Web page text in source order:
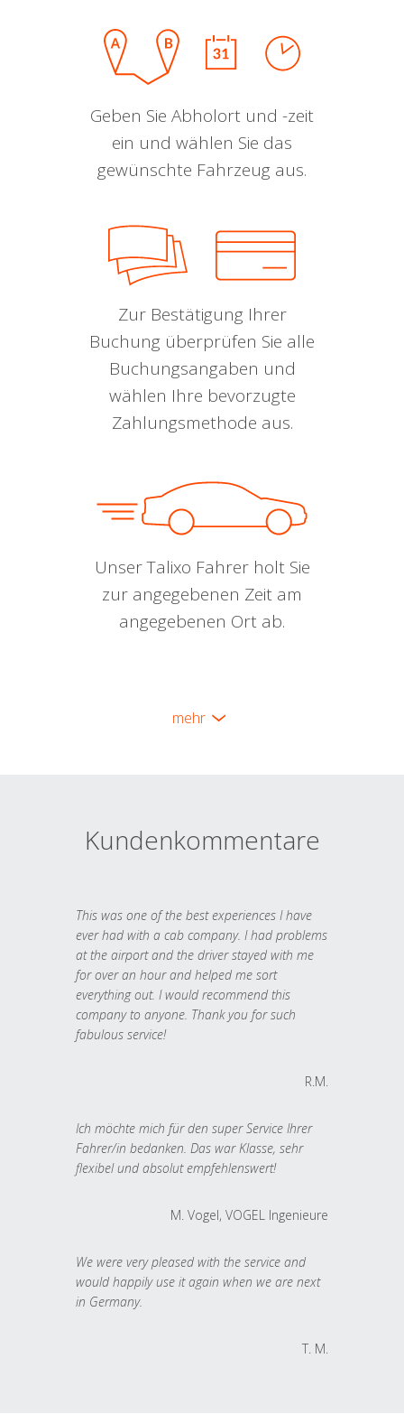
Geben Sie Abholort und -zeit
ein und wählen Sie das
gewünschte Fahrzeug aus.
Zur Bestätigung Ihrer
Buchung überprüfen Sie alle
Buchungsangaben und
wählen Ihre bevorzugte
Zahlungsmethode aus.
Unser Talixo Fahrer holt Sie
zur angegebenen Zeit am
angegebenen Ort ab.
mehr
Kundenkommentare
This was one of the best experiences I have
ever had with a cab company. I had problems
at the airport and the driver stayed with me
for over an hour and helped me sort
everything out. I would recommend this
company to anyone. Thank you for such
fabulous service!
R.M.
Ich möchte mich für den super Service Ihrer
Fahrer/in bedanken. Das war Klasse, sehr
flexibel und absolut empfehlenswert!
M. Vogel, VOGEL Ingenieure
We were very pleased with the service and
would happily use it again when we are next
in Germany.
T. M.